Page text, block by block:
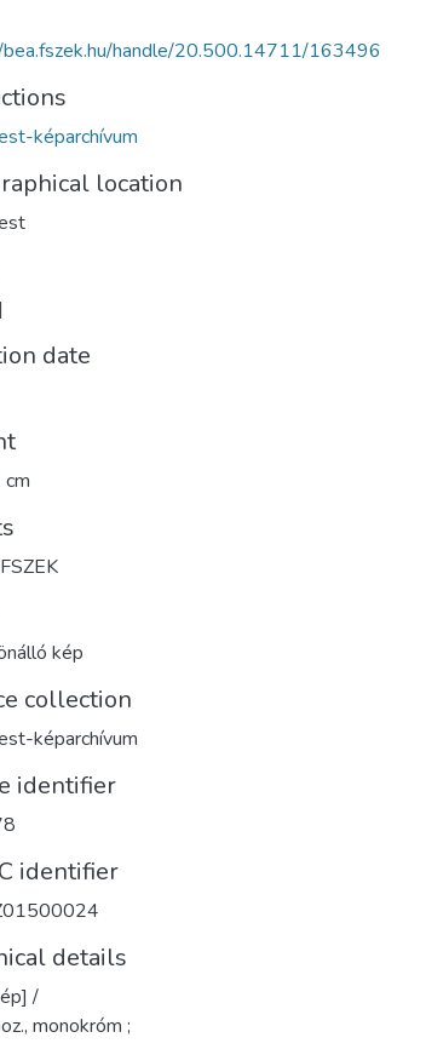
handle/20.500.14711/163496
képarchívum
location
date
kép
collection
képarchívum
identifier
identifier
details
/
monokróm ;